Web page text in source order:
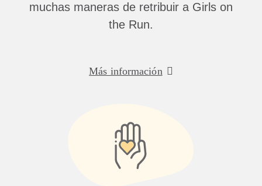
muchas maneras de retribuir a Girls on
the Run.
Más información